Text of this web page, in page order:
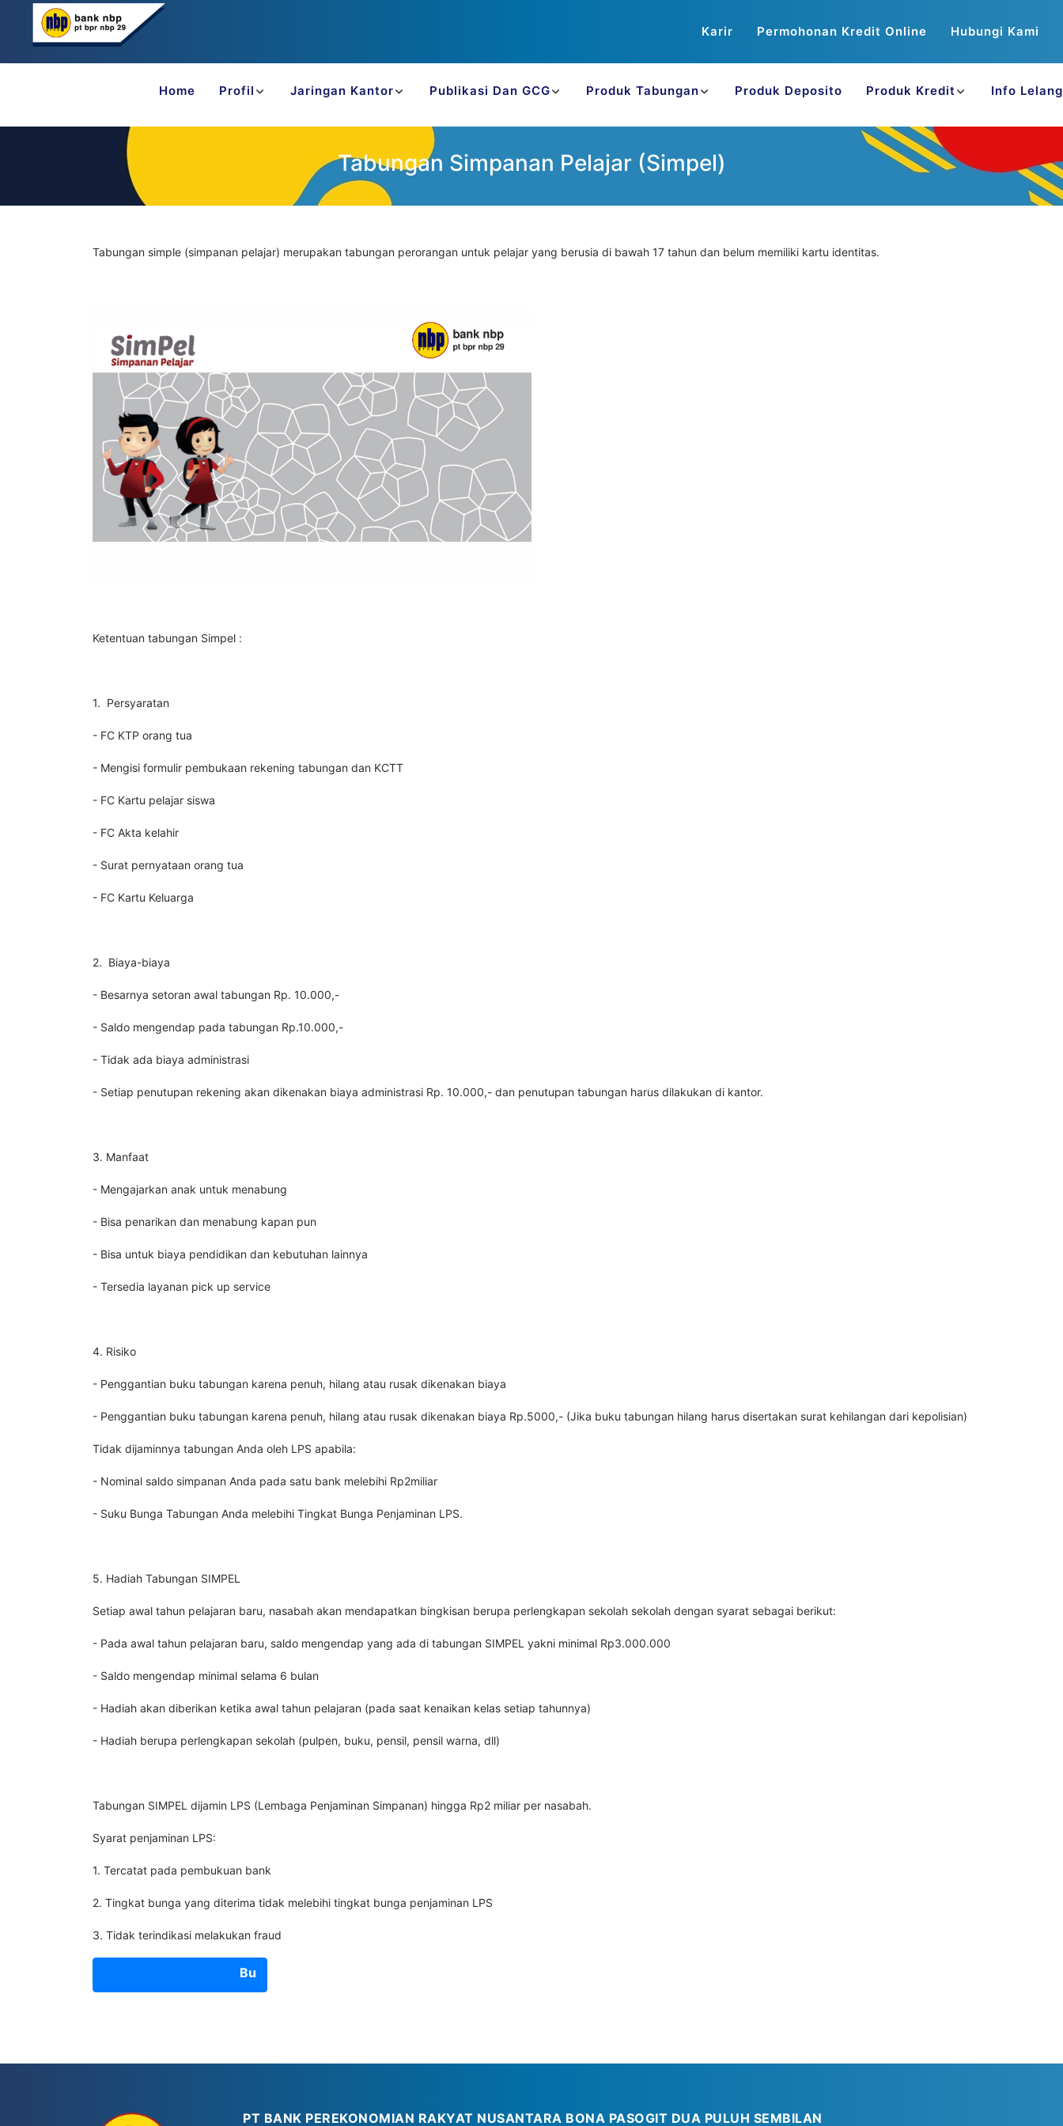
Karir Permohonan Kredit Online Hubungi Kami
Home Profil Jaringan Kantor Publikasi Dan GCG Produk Tabungan Produk Deposito Produk Kredit Info Lelang
Tabungan Simpanan Pelajar (Simpel)
Tabungan simple (simpanan pelajar) merupakan tabungan perorangan untuk pelajar yang berusia di bawah 17 tahun dan belum memiliki kartu identitas.
Ketentuan tabungan Simpel :
1. Persyaratan
- FC KTP orang tua
- Mengisi formulir pembukaan rekening tabungan dan KCTT
- FC Kartu pelajar siswa
- FC Akta kelahir
- Surat pernyataan orang tua
- FC Kartu Keluarga
2. Biaya-biaya
- Besarnya setoran awal tabungan Rp. 10.000,-
- Saldo mengendap pada tabungan Rp.10.000,-
- Tidak ada biaya administrasi
- Setiap penutupan rekening akan dikenakan biaya administrasi Rp. 10.000,- dan penutupan tabungan harus dilakukan di kantor.
3. Manfaat
- Mengajarkan anak untuk menabung
- Bisa penarikan dan menabung kapan pun
- Bisa untuk biaya pendidikan dan kebutuhan lainnya
- Tersedia layanan pick up service
4. Risiko
- Penggantian buku tabungan karena penuh, hilang atau rusak dikenakan biaya
- Penggantian buku tabungan karena penuh, hilang atau rusak dikenakan biaya Rp.5000,- (Jika buku tabungan hilang harus disertakan surat kehilangan dari kepolisian)
Tidak dijaminnya tabungan Anda oleh LPS apabila:
- Nominal saldo simpanan Anda pada satu bank melebihi Rp2miliar
- Suku Bunga Tabungan Anda melebihi Tingkat Bunga Penjaminan LPS.
5. Hadiah Tabungan SIMPEL
Setiap awal tahun pelajaran baru, nasabah akan mendapatkan bingkisan berupa perlengkapan sekolah sekolah dengan syarat sebagai berikut:
- Pada awal tahun pelajaran baru, saldo mengendap yang ada di tabungan SIMPEL yakni minimal Rp3.000.000
- Saldo mengendap minimal selama 6 bulan
- Hadiah akan diberikan ketika awal tahun pelajaran (pada saat kenaikan kelas setiap tahunnya)
- Hadiah berupa perlengkapan sekolah (pulpen, buku, pensil, pensil warna, dll)
Tabungan SIMPEL dijamin LPS (Lembaga Penjaminan Simpanan) hingga Rp2 miliar per nasabah.
Syarat penjaminan LPS:
1. Tercatat pada pembukuan bank
2. Tingkat bunga yang diterima tidak melebihi tingkat bunga penjaminan LPS
3. Tidak terindikasi melakukan fraud
Buka Rekening Sekarang
PT BANK PEREKONOMIAN RAKYAT NUSANTARA BONA PASOGIT DUA PULUH SEMBILAN